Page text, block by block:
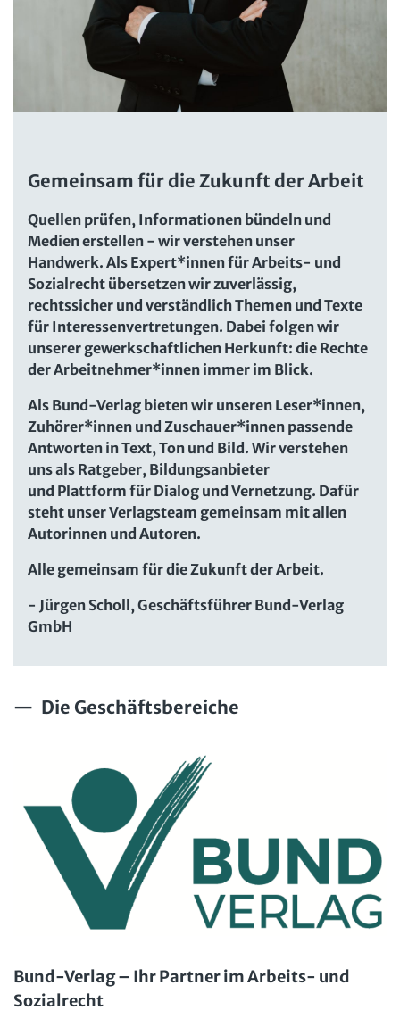
Computer und Arbeit
Gute Arbeit
Betriebsrat und Mitbestimmung
Arbeitsschutz und Mitbestimmung
Mitbestimmung
Soziales Recht
Digitales Arbeits- und Sozialrecht
Soziale Sicherheit
Beschäftigtendatenschutz online
Personalratswissen online
Schwerbehindertenrecht online
Arbeitszeit online
JAV-Praxis online
Newsletter
Bund SHOP
Presse Interne Meldestelle Verträge kündigen
Hilfe
Erklärung zur Barrierefreiheit
Widerruf
Widerrufsrecht
Verlag
Karriere Buchhandel
Gemeinsam für die Zukunft der Arbeit
Quellen prüfen, Informationen bündeln und
Medien erstellen - wir verstehen unser
Handwerk. Als Expert*innen für Arbeits- und
Sozialrecht übersetzen wir zuverlässig,
rechtssicher und verständlich Themen und Texte
für Interessenvertretungen. Dabei folgen wir
unserer gewerkschaftlichen Herkunft: die Rechte
der Arbeitnehmer*innen immer im Blick.
Als Bund-Verlag bieten wir unseren Leser*innen,
Zuhörer*innen und Zuschauer*innen passende
Antworten in Text, Ton und Bild. Wir verstehen
uns als Ratgeber, Bildungsanbieter
und Plattform für Dialog und Vernetzung. Dafür
steht unser Verlagsteam gemeinsam mit allen
Autorinnen und Autoren.
Alle gemeinsam für die Zukunft der Arbeit.
- Jürgen Scholl, Geschäftsführer Bund-Verlag
GmbH
Die Geschäftsbereiche
Bund-Verlag – Ihr Partner im Arbeits- und
Sozialrecht